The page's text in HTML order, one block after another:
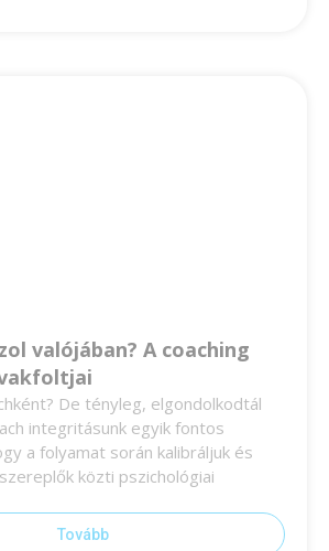
valójában? A coaching
De tényleg, elgondolkodtál
integritásunk egyik fontos
a folyamat során kalibráljuk és
közti pszichológiai
Tovább